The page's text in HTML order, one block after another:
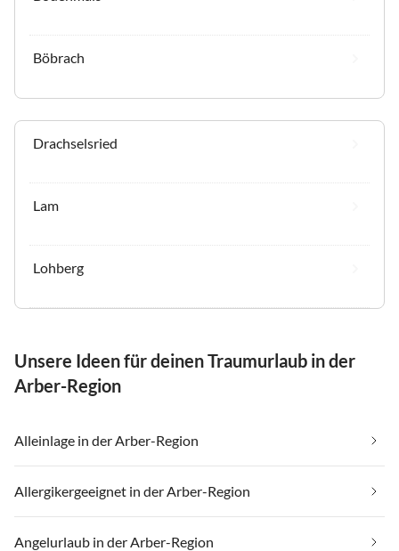
Böbrach
Drachselsried
Lam
Lohberg
Unsere Ideen für deinen Traumurlaub in der
Arber-Region
Alleinlage in der Arber-Region
Allergikergeeignet in der Arber-Region
Angelurlaub in der Arber-Region